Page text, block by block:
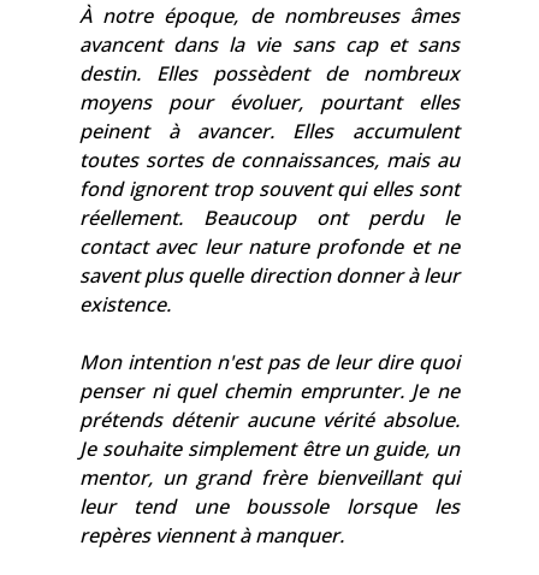
À notre époque, de nombreuses âmes
avancent dans la vie sans cap et sans
destin. Elles possèdent de nombreux
moyens pour évoluer, pourtant elles
peinent à avancer. Elles accumulent
toutes sortes de connaissances, mais au
fond ignorent trop souvent qui elles sont
réellement. Beaucoup ont perdu le
contact avec leur nature profonde et ne
savent plus quelle direction donner à leur
existence.
Mon intention n'est pas de leur dire quoi
penser ni quel chemin emprunter. Je ne
prétends détenir aucune vérité absolue.
Je souhaite simplement être un guide, un
mentor, un grand frère bienveillant qui
leur tend une boussole lorsque les
repères viennent à manquer.